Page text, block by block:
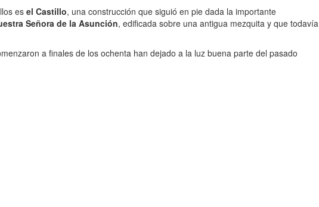
es el Castillo, una construcción que siguió en pie dada la importante
Señora de la Asunción, edificada sobre una antigua mezquita y que todavía
a finales de los ochenta han dejado a la luz buena parte del pasado